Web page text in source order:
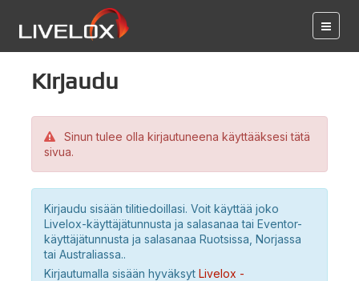
Kirjaudu
Sinun tulee olla kirjautuneena käyttääksesi tätä
sivua.
Kirjaudu sisään tilitiedoillasi. Voit käyttää joko
Livelox-käyttäjätunnusta ja salasanaa tai Eventor-
käyttäjätunnusta ja salasanaa Ruotsissa, Norjassa
tai Australiassa..
Kirjautumalla sisään hyväksyt Livelox -